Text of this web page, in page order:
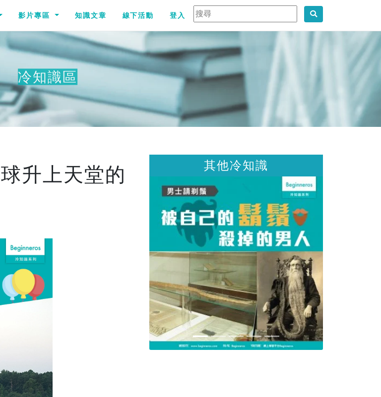
影片專區 知識文章 線下活動 登入
冷知識區
升上天堂的